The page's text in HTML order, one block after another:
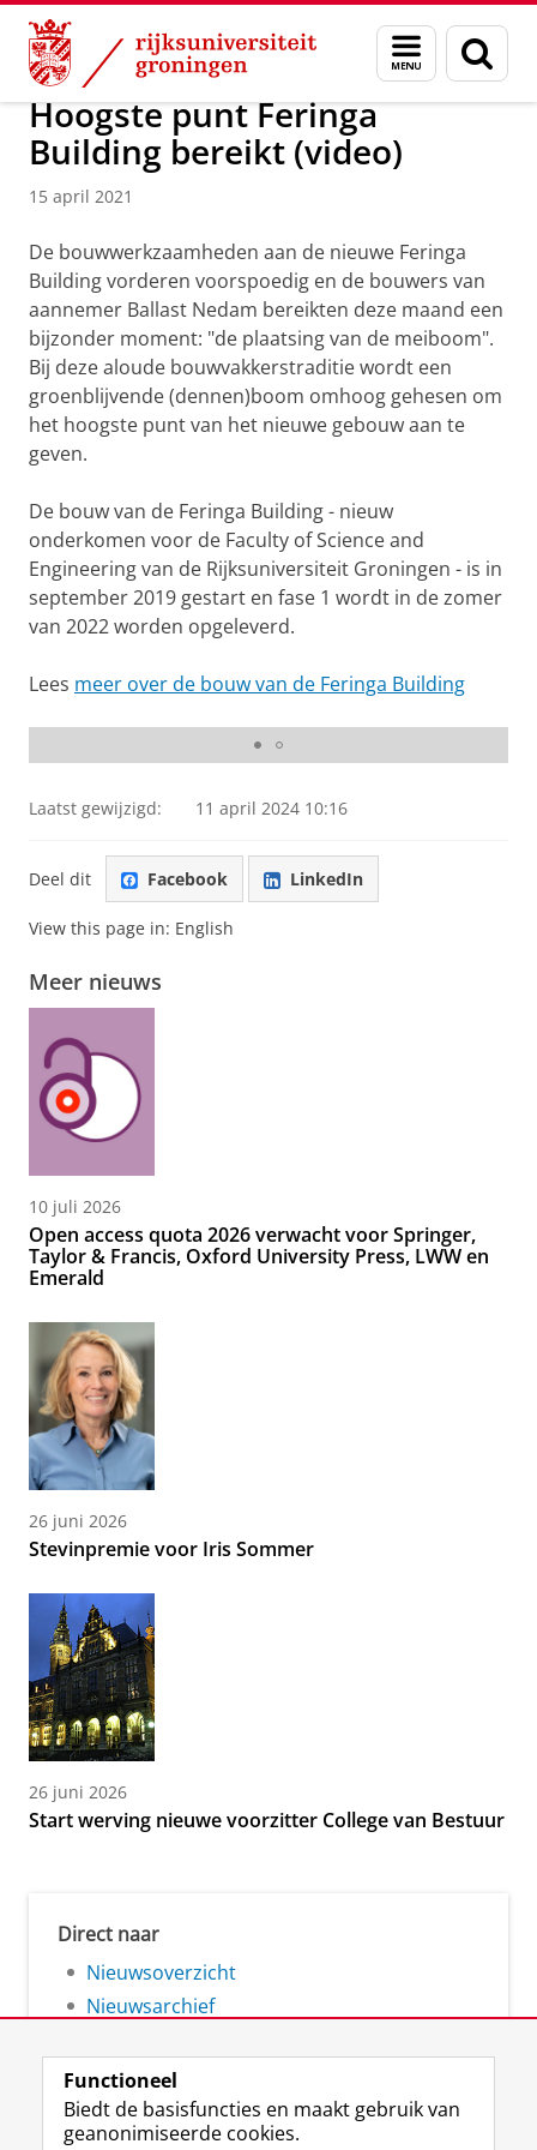
Skip
Content
Skip
Navigation
Menu
en
zoeken
Over ons Actueel Nieuws Nieuwsberichten
Hoogste punt Feringa
Building bereikt (video)
15 april 2021
De bouwwerkzaamheden aan de nieuwe Feringa
Building vorderen voorspoedig en de bouwers van
aannemer Ballast Nedam bereikten deze maand een
bijzonder moment: "de plaatsing van de meiboom".
Bij deze aloude bouwvakkerstraditie wordt een
groenblijvende (dennen)boom omhoog gehesen om
het hoogste punt van het nieuwe gebouw aan te
geven.
De bouw van de Feringa Building - nieuw
onderkomen voor de Faculty of Science and
Engineering van de Rijksuniversiteit Groningen - is in
september 2019 gestart en fase 1 wordt in de zomer
van 2022 worden opgeleverd.
Lees meer over de bouw van de Feringa Building
Laatst gewijzigd: 11 april 2024 10:16
Deel dit Facebook LinkedIn
View this page in: English
Meer nieuws
10 juli 2026
Open access quota 2026 verwacht voor Springer,
Taylor & Francis, Oxford University Press, LWW en
Emerald
26 juni 2026
Stevinpremie voor Iris Sommer
26 juni 2026
Start werving nieuwe voorzitter College van Bestuur
Direct naar
Nieuwsoverzicht
Nieuwsarchief
Functioneel
Biedt de basisfuncties en maakt gebruik van
geanonimiseerde cookies.